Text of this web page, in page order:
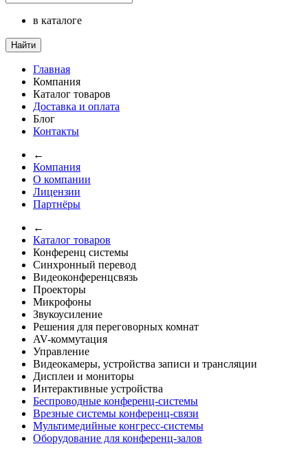
в каталоге
Найти
Главная
Компания
Каталог товаров
Доставка и оплата
Блог
Контакты
←
Компания
О компании
Лицензии
Партнёры
←
Каталог товаров
Конференц системы
Синхронный перевод
Видеоконференцсвязь
Проекторы
Микрофоны
Звукоусиление
Решения для переговорных комнат
AV-коммутация
Управление
Видеокамеры, устройства записи и трансляции
Дисплеи и мониторы
Интерактивные устройства
Беспроводные конференц-системы
Врезные системы конференц-связи
Мультимедийные конгресс-системы
Оборудование для конференц-залов